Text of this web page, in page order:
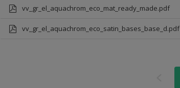
vv_gr_el_aquachrom_eco_mat_ready_made.pdf
vv_gr_el_aquachrom_eco_satin_bases_base_d.pdf